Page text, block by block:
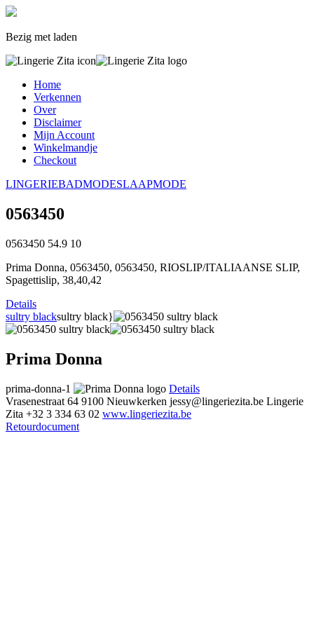
Bezig met laden
Home
Verkennen
Over
Disclaimer
Mijn Account
Winkelmandje
Checkout
LINGERIEBADMODESLAAPMODE
0563450
0563450 54.9 10
Prima Donna, 0563450, 0563450, RIOSLIP/ITALIAANSE SLIP,
Spagettislip, 38,40,42
Details
sultry blacksultry black}
Prima Donna
prima-donna-1
Details
Vrasenestraat 64 9100 Nieuwkerken jessy@lingeriezita.be Lingerie
Zita +32 3 334 63 02 www.lingeriezita.be
Retourdocument